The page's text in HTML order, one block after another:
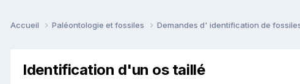
Accueil Paléontologie et fossiles Demandes d' identification de
Identification d'un os taillé